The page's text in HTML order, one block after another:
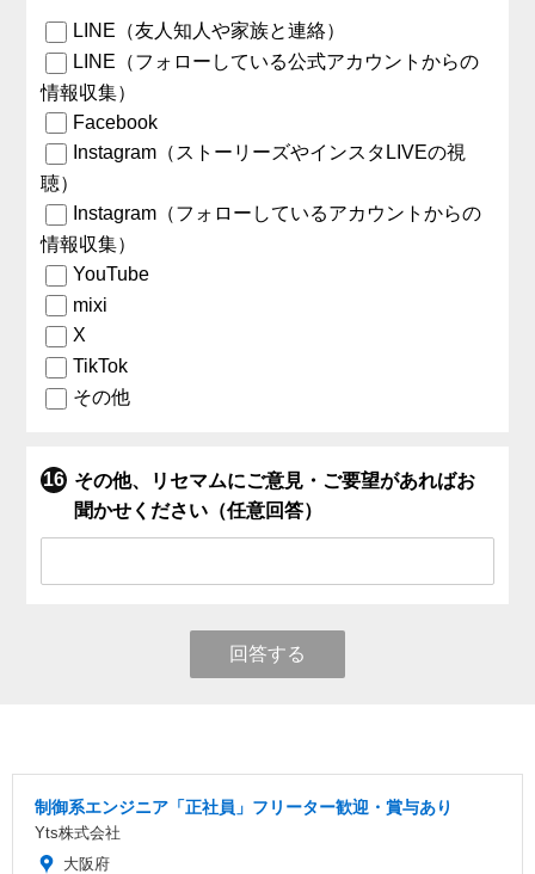
LINE（友人知人や家族と連絡）
LINE（フォローしている公式アカウントからの
情報収集）
Facebook
Instagram（ストーリーズやインスタLIVEの視
聴）
Instagram（フォローしているアカウントからの
情報収集）
YouTube
mixi
X
TikTok
その他
その他、リセマムにご意見・ご要望があればお
聞かせください（任意回答）
回答する
制御系エンジニア「正社員」フリーター歓迎・賞与あり
Yts株式会社
大阪府